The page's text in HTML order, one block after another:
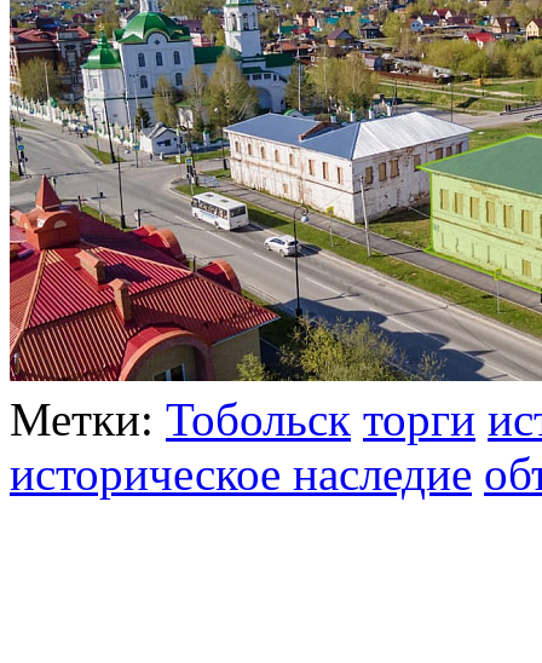
Метки: Тобольск торги
историческое наследие